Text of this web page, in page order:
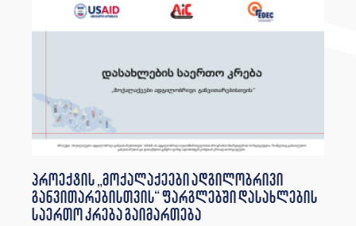
პროექტის „მოქალაქეები ადგილობრივი
განვითარებისთვის“ ფარგლებში დასახლების
საერთო კრება გაიმართება